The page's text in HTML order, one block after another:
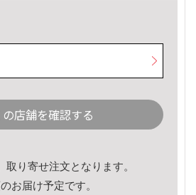
店舗を確認する
取り寄せ注文となります。
お届け予定です。